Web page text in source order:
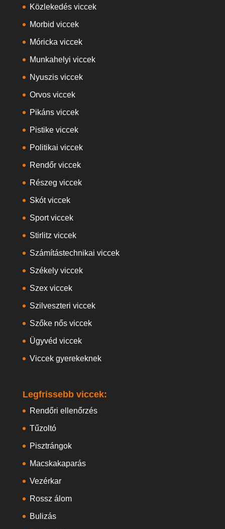
Közlekedés viccek
Morbid viccek
Móricka viccek
Munkahelyi viccek
Nyuszis viccek
Orvos viccek
Pikáns viccek
Pistike viccek
Politikai viccek
Rendőr viccek
Részeg viccek
Skót viccek
Sport viccek
Stirlitz viccek
Számítástechnikai viccek
Székely viccek
Szex viccek
Szilveszteri viccek
Szőke nős viccek
Ügyvéd viccek
Viccek gyerekeknek
Legfrissebb viccek:
Rendőri ellenőrzés
Tűzoltó
Pisztrángok
Macskakaparás
Vezérkar
Rossz álom
Bulizás